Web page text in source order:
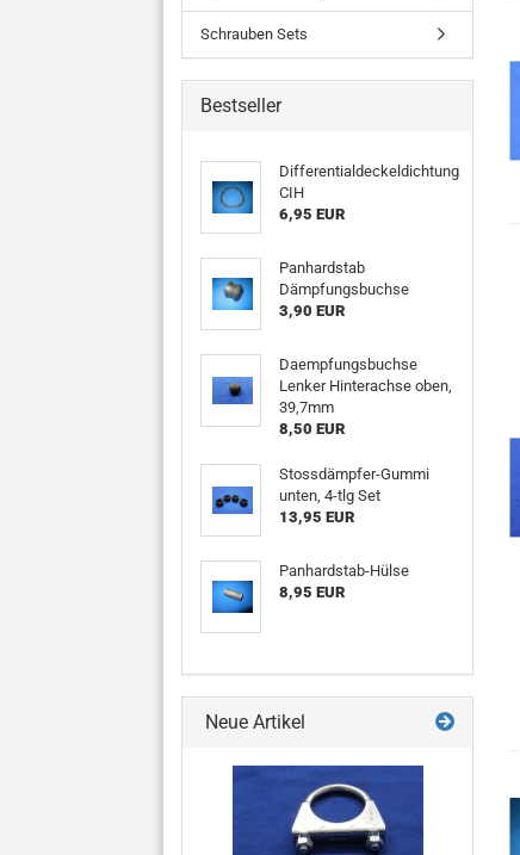
Schrauben Sets
Bestseller
Differentialdeckeldichtung
CIH
6,95 EUR
Panhardstab
Dämpfungsbuchse
3,90 EUR
Daempfungsbuchse
Lenker Hinterachse oben,
39,7mm
8,50 EUR
Stossdämpfer-Gummi
unten, 4-tlg Set
13,95 EUR
Panhardstab-Hülse
8,95 EUR
Neue Artikel